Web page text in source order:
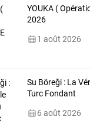
YOUKA (
2026
1 août 2026
Su Böreği : La
Turc Fondant
6 août 2026